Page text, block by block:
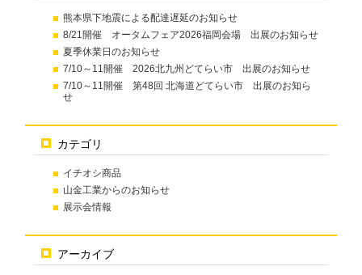
熊本県下地震による配達遅延のお知らせ
8/21開催 オータムフェア2026福岡会場 出展のお知らせ
夏季休業日のお知らせ
7/10～11開催 2026北九州どてらい市 出展のお知らせ
7/10～11開催 第48回 北海道どてらい市 出展のお知ら
せ
カテゴリ
イチオシ商品
山金工業からのお知らせ
展示会情報
アーカイブ